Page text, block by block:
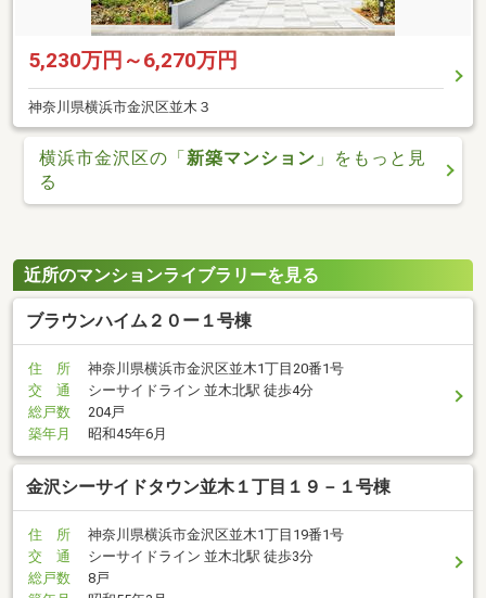
5,230万円～6,270万円
神奈川県横浜市金沢区並木３
横浜市金沢区の「新築マンション 」をもっと見
る
近所のマンションライブラリーを見る
ブラウンハイム２０ー１号棟
住 所
神奈川県横浜市金沢区並木1丁目20番1号
交 通
シーサイドライン 並木北駅 徒歩4分
総戸数
204戸
築年月
昭和45年6月
金沢シーサイドタウン並木１丁目１９－１号棟
住 所
神奈川県横浜市金沢区並木1丁目19番1号
交 通
シーサイドライン 並木北駅 徒歩3分
総戸数
8戸